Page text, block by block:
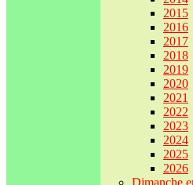
2015
2016
2017
2018
2019
2020
2021
2022
2023
2024
2025
2026
Dimanche